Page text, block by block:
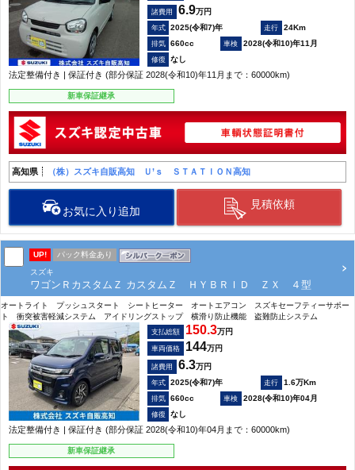
諸費用 6.9万円
2025(令和7)年
24Km
660cc
2028(令和10)年11月
なし
法定整備付き | 保証付き (部分保証 2028(令和10)年11月まで：60000km)
新車保証継承
高知県 （株）スズキ自販高知 Ｕ’ｓ ＳＴＡＴＩＯＮ高知
お気に入り追加
見積依頼
UP!
パック料金あり
スズキ
ワゴンＲカスタムＺ カスタムＺ ＨＹＢＲＩＤ ＺＸ ４型
オートライト プッシュスタート シートヒーター オートエアコン スズキセーフティーサポー
ト 衝突被害軽減システム アイドリングストップ 横滑り防止機能 盗難防止システム
支払総額 150.3万円
車両価格 144万円
諸費用 6.3万円
2025(令和7)年
1.6万Km
660cc
2028(令和10)年04月
なし
法定整備付き | 保証付き (部分保証 2028(令和10)年04月まで：60000km)
新車保証継承